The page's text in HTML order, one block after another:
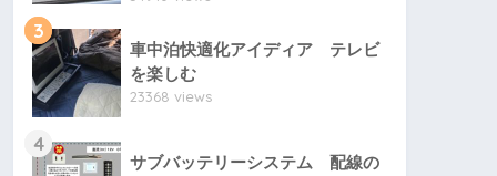
3
車中泊快適化アイディア テレビ
を楽しむ
23368 views
4
サブバッテリーシステム 配線の